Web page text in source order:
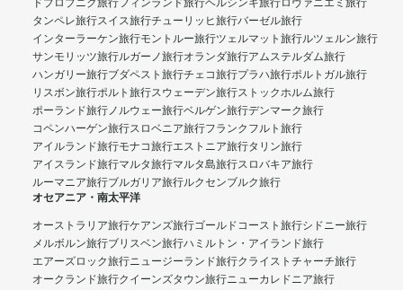
ドブロブニク旅行フィンランド旅行ヘルシンキ旅行ロヴァニエミ旅行
タンペレ旅行スイス旅行チューリッヒ旅行バーゼル旅行
インターラーケン旅行モントルー旅行ツェルマット旅行ルツェルン旅行
サンモリッツ旅行ルガーノ旅行オランダ旅行アムステルダム旅行
ハンガリー旅行ブダペスト旅行チェコ旅行プラハ旅行ポルトガル旅行
リスボン旅行ポルト旅行スウェーデン旅行ストックホルム旅行
ポーランド旅行ノルウェー旅行ベルゲン旅行デンマーク旅行
コペンハーゲン旅行スロベニア旅行フランクフルト旅行
アイルランド旅行モナコ旅行エストニア旅行タリン旅行
アイスランド旅行マルタ旅行マルタ島旅行スロバキア旅行
ルーマニア旅行ブルガリア旅行ルクセンブルク旅行
オセアニア・南太平洋
オーストラリア旅行ケアンズ旅行ゴールドコースト旅行シドニー旅行
メルボルン旅行ブリスベン旅行ハミルトン・アイランド旅行
エアーズロック旅行ニュージーランド旅行クライストチャーチ旅行
オークランド旅行クイーンズタウン旅行ニューカレドニア旅行